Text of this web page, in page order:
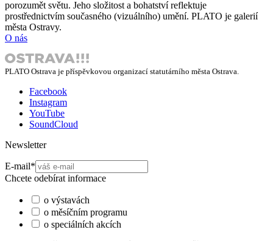
porozumět světu. Jeho složitost a bohatství reflektuje
prostřednictvím současného (vizuálního) umění. PLATO je galerií
města Ostravy.
O nás
PLATO Ostrava je příspěvkovou organizací statutárního města Ostrava.
Facebook
Instagram
YouTube
SoundCloud
Newsletter
E-mail*
Chcete odebírat informace
o výstavách
o měsíčním programu
o speciálních akcích